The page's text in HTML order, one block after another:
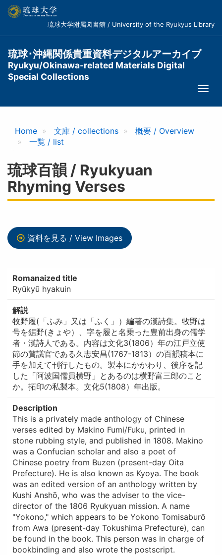
コ
琉球大学附属図書館 / University of the Ryukyus Library
琉球･沖縄関係貴重資料デジタルアーカイブ
Ryukyu/Okinawa-related Materials Digital
Special Collections
Home 文庫 / collections
概要 / Overview
一覧 / list
琉球百韻 / Ryukyuan
Rhyming Verses
資料を見る / View Images
Romanaized title
Ryūkyū hyakuin
解説
牧野履(「ふみ」又は「ふく」）編著の漢詩集。牧野は
号を鋸野(きょや）、字を履と名乗った豊前出身の儒学
者・漢詩人である。内容は文化3(1806）年の江戸立使
節の賛議官である久志安昌(1767-1813）の百韻稿本に
手を加えて刊行したもの。製本にかかわり、後序を記
した「阿波国儒員横野」とあるのは横野富三郎のこと
か。拓印の私製本。文化5(1808）年出版。
Description
This is a privately made anthology of Chinese
verses edited by Makino Fumi/Fuku, printed in
stone rubbing style, and published in 1808. Makino
was a Confucian scholar and also a poet of
Chinese poetry from Buzen (present-day Oita
Prefecture). He is also known as Kyoya. The book
was an edited version of an anthology written by
Kushi Anshō, who was the adviser to the vice-
director of the 1806 Ryukyuan mission. A name
"Yokono," which appears to be Yokono Tomisaburō
from Awa (present-day Tokushima Prefecture), can
be found in the book. This person was in charge of
bookbinding and also wrote the postscript.